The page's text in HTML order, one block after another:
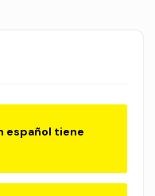
español tiene